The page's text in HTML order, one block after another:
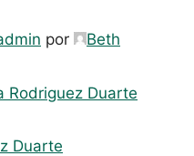
por
Beth
Rodriguez Duarte
Duarte